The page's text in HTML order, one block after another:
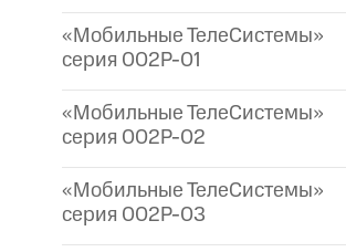
«Мобильные ТелеСистемы»
серия 002P-01
«Мобильные ТелеСистемы»
серия 002P-02
«Мобильные ТелеСистемы»
серия 002P-03